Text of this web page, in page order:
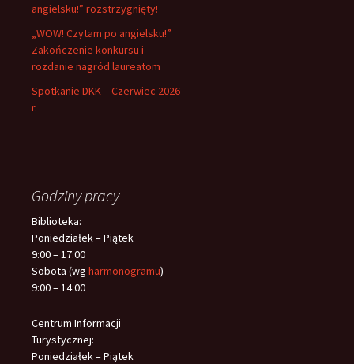
angielsku!” rozstrzygnięty!
„WOW! Czytam po angielsku!”
Zakończenie konkursu i
rozdanie nagród laureatom
Spotkanie DKK – Czerwiec 2026
r.
Godziny pracy
Biblioteka:
Poniedziałek – Piątek
9:00 – 17:00
Sobota (wg harmonogramu)
9:00 – 14:00
Centrum Informacji
Turystycznej:
Poniedziałek – Piątek